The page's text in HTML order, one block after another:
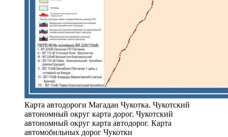
Карта автодороги Магадан Чукотка. Чукотский
автономный округ карта дорог. Чукотский
автономный округ карта автодорог. Карта
автомобильных дорог Чукотки